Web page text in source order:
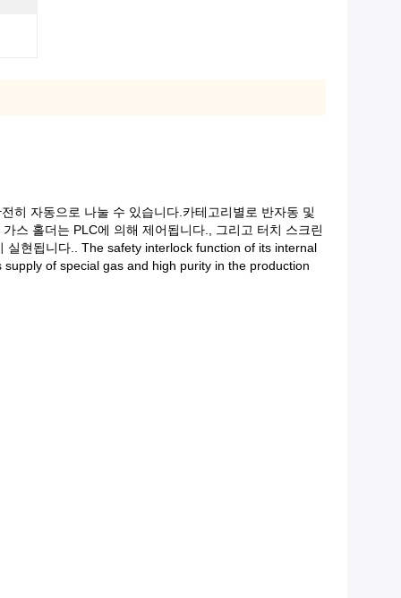
히 자동으로 나눌 수 있습니다.카테고리별로 반자동 및
스 홀더는 PLC에 의해 제어됩니다., 그리고 터치 스크린
실현됩니다.. The safety interlock function of its internal
of special gas and high purity in the production